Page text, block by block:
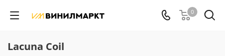
0
Lacuna Coil